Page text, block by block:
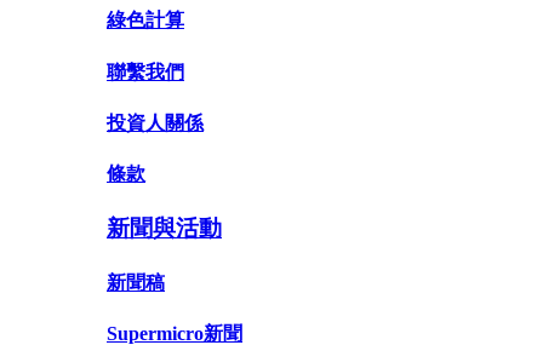
綠色計算
聯繫我們
投資人關係
條款
新聞與活動
新聞稿
Supermicro新聞